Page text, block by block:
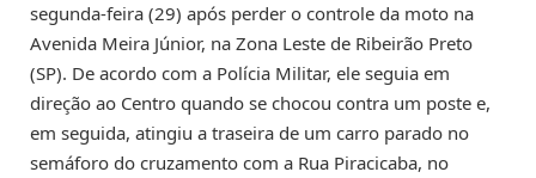
segunda-feira (29) após perder o controle da moto na
Avenida Meira Júnior, na Zona Leste de Ribeirão Preto
(SP). De acordo com a Polícia Militar, ele seguia em
direção ao Centro quando se chocou contra um poste e,
em seguida, atingiu a traseira de um carro parado no
semáforo do cruzamento com a Rua Piracicaba, no